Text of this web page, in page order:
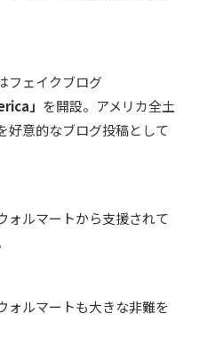
フェイクブログ
」 を開設。アメリカ全土
好意的なブログ投稿として
ォルマートから支援されて
ォルマートも大きな非難を